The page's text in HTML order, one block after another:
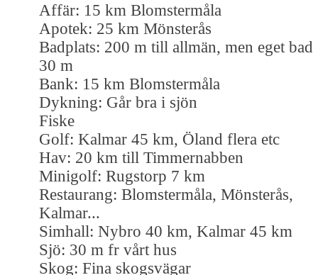
Affär: 15 km Blomstermåla
Apotek: 25 km Mönsterås
Badplats: 200 m till allmän, men eget bad
30 m
Bank: 15 km Blomstermåla
Dykning: Går bra i sjön
Fiske
Golf: Kalmar 45 km, Öland flera etc
Hav: 20 km till Timmernabben
Minigolf: Rugstorp 7 km
Restaurang: Blomstermåla, Mönsterås,
Kalmar...
Simhall: Nybro 40 km, Kalmar 45 km
Sjö: 30 m fr vårt hus
Skog: Fina skogsvägar